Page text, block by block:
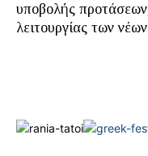
υποβολής
λειτουργίας των